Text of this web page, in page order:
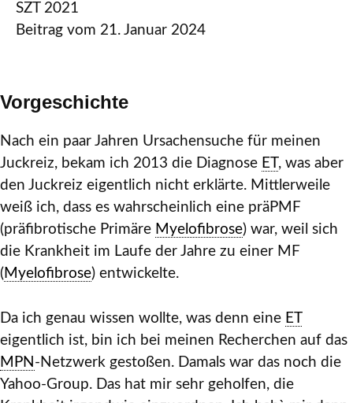
SZT 2021
Beitrag vom 21. Januar 2024
Vorgeschichte
Nach ein paar Jahren Ursachensuche für meinen
Juckreiz, bekam ich 2013 die Diagnose ET, was aber
den Juckreiz eigentlich nicht erklärte. Mittlerweile
weiß ich, dass es wahrscheinlich eine präPMF
(präfibrotische Primäre Myelofibrose) war, weil sich
die Krankheit im Laufe der Jahre zu einer MF
( Myelofibrose) entwickelte.
Da ich genau wissen wollte, was denn eine ET
eigentlich ist, bin ich bei meinen Recherchen auf das
MPN -Netzwerk gestoßen. Damals war das noch die
Yahoo-Group. Das hat mir sehr geholfen, die